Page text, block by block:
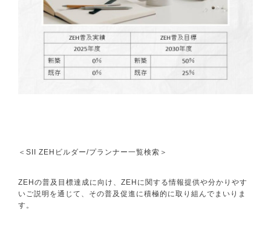
＜SII ZEHビルダー/プランナー一覧検索 ＞
ZEHの普及目標達成に向け、ZEHに関する情報提供や分かりやす
いご説明を通じて、その普及促進に積極的に取り組んでまいりま
す。